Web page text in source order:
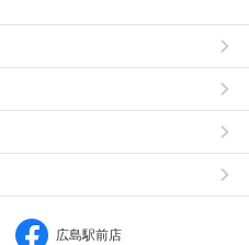
広島駅前店